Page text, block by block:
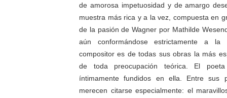
de amorosa impetuosidad y de amargo
muestra más rica y a la vez, compuesta en
de la pasión de Wagner por Mathilde
aún conformándose estrictamente a la
compositor es de todas sus obras la más
de toda preocupación teórica. El
íntimamente fundidos en ella. Entre sus
merecen citarse especialmente: el